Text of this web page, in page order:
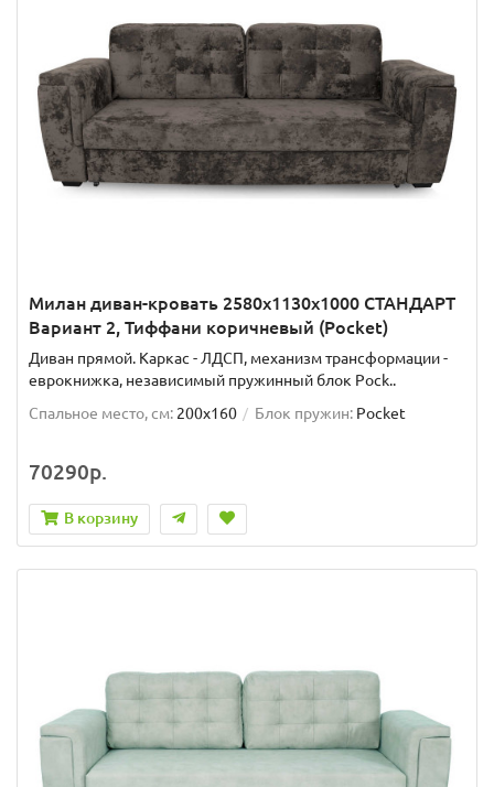
Милан диван-кровать 2580х1130х1000 СТАНДАРТ
Вариант 2, Тиффани коричневый (Pocket)
Диван прямой. Каркас - ЛДСП, механизм трансформации -
еврокнижка, независимый пружинный блок Pock..
Спальное место, см: 200x160 Блок пружин: Pocket
70290р.
В корзину